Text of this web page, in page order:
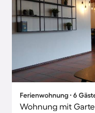
Ferienwohnung ∙ 6